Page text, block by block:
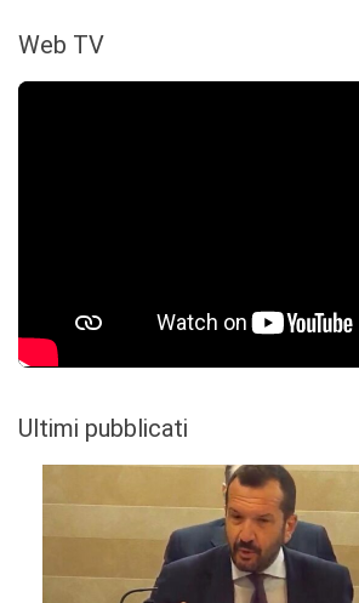
Web TV
Ultimi pubblicati